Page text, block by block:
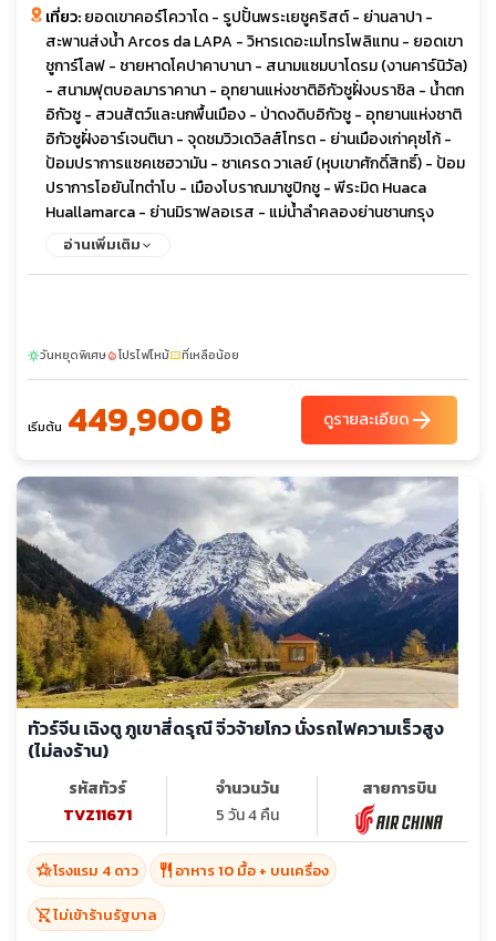
เที่ยว:ยอดเขาคอร์โควาโด - รูปปั้นพระเยซูคริสต์ - ย่านลาปา -
สะพานส่งน้ำ Arcos da LAPA - วิหารเดอะเมโทรโพลิแทน - ยอดเขา
ชูการ์โลฟ - ชายหาดโคปาคาบานา - สนามแซมบาโดรม (งานคาร์นิวัล)
- สนามฟุตบอลมาราคานา - อุทยานแห่งชาติอิกัวซูฝั่งบราซิล - น้ำตก
อิกัวซู - สวนสัตว์และนกพื้นเมือง - ป่าดงดิบอิกัวซู - อุทยานแห่งชาติ
อิกัวซูฝั่งอาร์เจนตินา - จุดชมวิวเดวิลส์โทรต - ย่านเมืองเก่าคุซโก้ -
ป้อมปราการแซคเซฮวามัน - ซาเครด วาเลย์ (หุบเขาศักดิ์สิทธิ์) - ป้อม
ปราการโอยันไทตำโบ - เมืองโบราณมาชูปิกชู - พีระมิด Huaca
Huallamarca - ย่านมิราฟลอเรส - แม่น้ำลำคลองย่านชานกรุง
บัวโนสไอเรส - ร้านหนังสือ El Ateneo - หมู่บ้านแทงโก - ย่านโบกา
อ่านเพิ่มเติม
sunnyวันหยุดพิเศษlocal_fire_departmentโปรไฟไหม้confirmation_numberที่เหลือน้อย
เริ่มต้น 449,900 ฿ ดูรายละเอียดarrow_forward
ทัวร์จีน เฉิงตู ภูเขาสี่ดรุณี จิ่วจ้ายโกว นั่งรถไฟความเร็วสูง
(ไม่ลงร้าน)
รหัสทัวร์
TVZ11671
จำนวนวัน
5 วัน 4 คืน
สายการบิน
hotel_classโรงแรม 4 ดาว restaurant อาหาร 10 มื้อ + บนเครื่อง
shopping_cart_offไม่เข้าร้านรัฐบาล